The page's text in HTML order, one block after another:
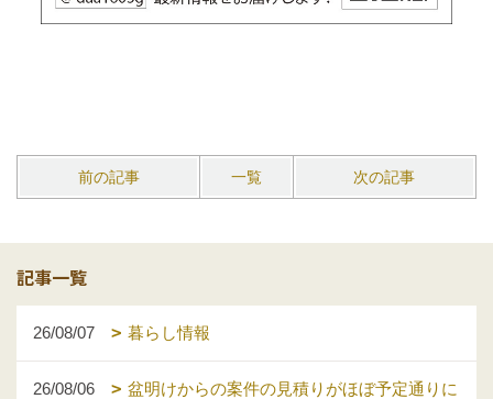
前の記事 一覧 次の記事
記事一覧
26/08/07 暮らし情報
26/08/06
盆明けからの案件の見積りがほぼ予定通りに